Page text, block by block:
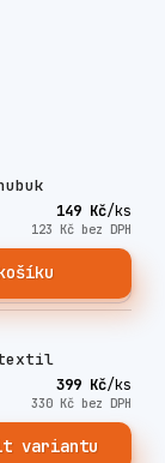
149 Kč/ks
123 Kč bez DPH
textil
399 Kč/ks
330 Kč bez DPH
variantu